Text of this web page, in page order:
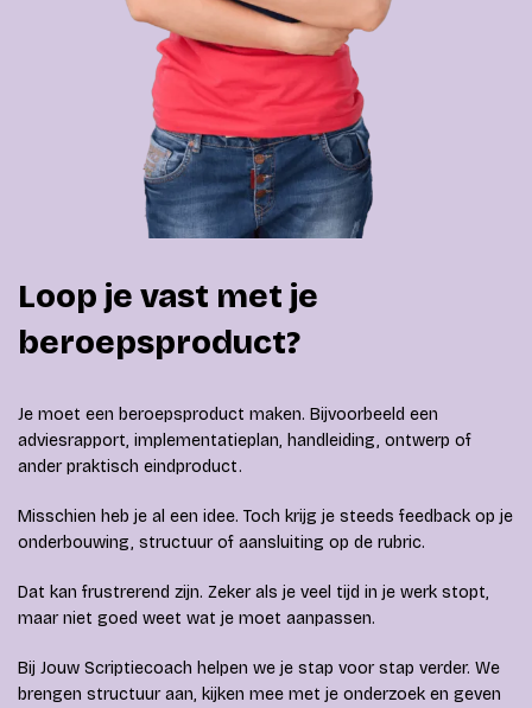
Loop je vast met je
beroepsproduct?
Je moet een beroepsproduct maken. Bijvoorbeeld een
adviesrapport, implementatieplan, handleiding, ontwerp of
ander praktisch eindproduct.
Misschien heb je al een idee. Toch krijg je steeds feedback op je
onderbouwing, structuur of aansluiting op de rubric.
Dat kan frustrerend zijn. Zeker als je veel tijd in je werk stopt,
maar niet goed weet wat je moet aanpassen.
Bij Jouw Scriptiecoach helpen we je stap voor stap verder. We
brengen structuur aan, kijken mee met je onderzoek en geven